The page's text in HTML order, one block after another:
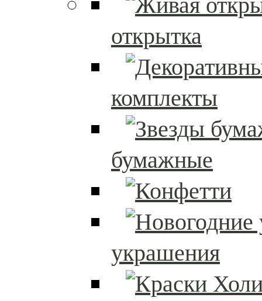
открытка
комплекты
бумажные
украшения